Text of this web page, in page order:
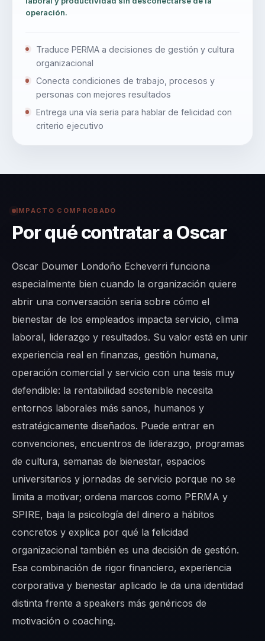
operación.
Traduce PERMA a decisiones de gestión y cultura
organizacional
Conecta condiciones de trabajo, procesos y
personas con mejores resultados
Entrega una vía seria para hablar de felicidad con
criterio ejecutivo
IMPACTO COMPROBADO
Por qué contratar a Oscar
Oscar Doumer Londoño Echeverri funciona
especialmente bien cuando la organización quiere
abrir una conversación seria sobre cómo el
bienestar de los empleados impacta servicio, clima
laboral, liderazgo y resultados. Su valor está en unir
experiencia real en finanzas, gestión humana,
operación comercial y servicio con una tesis muy
defendible: la rentabilidad sostenible necesita
entornos laborales más sanos, humanos y
estratégicamente diseñados. Puede entrar en
convenciones, encuentros de liderazgo, programas
de cultura, semanas de bienestar, espacios
universitarios y jornadas de servicio porque no se
limita a motivar; ordena marcos como PERMA y
SPIRE, baja la psicología del dinero a hábitos
concretos y explica por qué la felicidad
organizacional también es una decisión de gestión.
Esa combinación de rigor financiero, experiencia
corporativa y bienestar aplicado le da una identidad
distinta frente a speakers más genéricos de
motivación o coaching.